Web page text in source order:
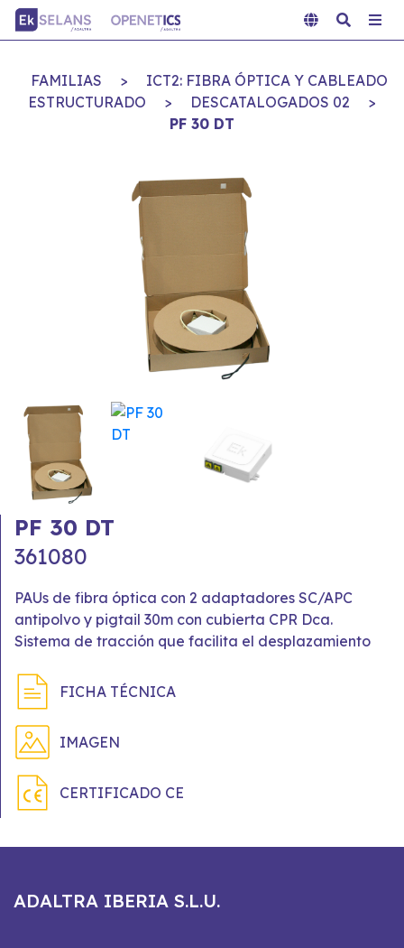
FAMILIAS >
ICT2: FIBRA ÓPTICA Y CABLEADO
ESTRUCTURADO
> DESCATALOGADOS 02
>
PF 30 DT
PF 30 DT
361080
PAUs de fibra óptica con 2 adaptadores SC/APC
antipolvo y pigtail 30m con cubierta CPR Dca.
Sistema de tracción que facilita el desplazamiento
FICHA TÉCNICA
IMAGEN
CERTIFICADO CE
ADALTRA IBERIA S.L.U.